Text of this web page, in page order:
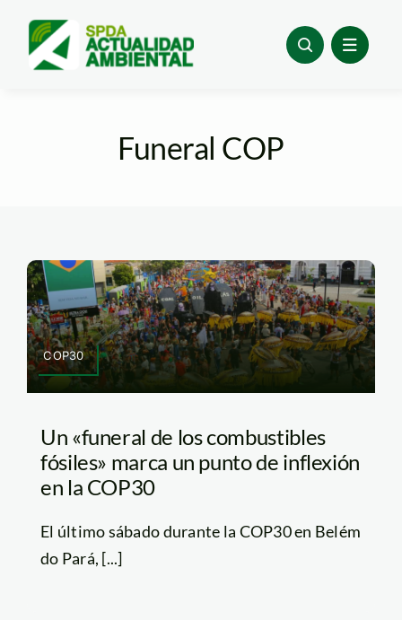
content
Funeral COP
COP30
Un «funeral de los combustibles
fósiles» marca un punto de inflexión
en la COP30
El último sábado durante la COP30 en Belém
do Pará, [...]